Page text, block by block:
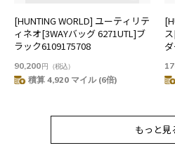
[HUNTING WORLD] ユーティリテ
ィネオ[3WAYバッグ 6271UTL]ブ
ラック6109175708
90,200円 （税込）
積算 4,920 マイル (6倍)
もっと見
もっと見